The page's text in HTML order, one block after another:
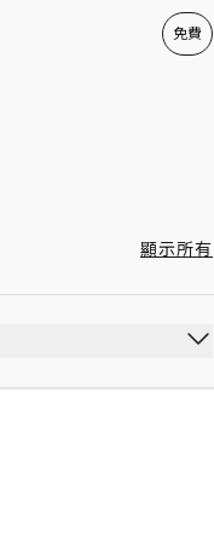
12:00 - 22:00
免費
顯示所有